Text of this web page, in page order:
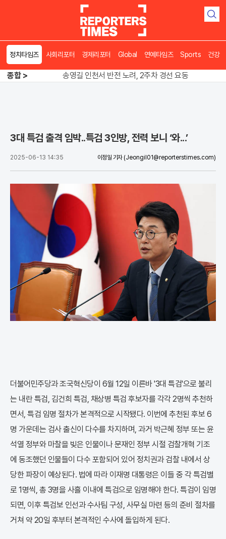
검
정치타임즈 사회리포터 경제리포터 Global 연예타임즈 Sports 건강
종합 >
송영길 인천서 반전 노려, 2주차 경선 요동
3대 특검 출격 임박..특검 3인방, 전력 보니 ‘와...’
2025-06-13 14:35 이정일 기자 (Jeongil01@reporterstimes.com)
더불어민주당과 조국혁신당이 6월 12일 이른바 '3대 특검'으로 불리
는 내란 특검, 김건희 특검, 채상병 특검 후보자를 각각 2명씩 추천하
면서, 특검 임명 절차가 본격적으로 시작됐다. 이번에 추천된 후보 6
명 가운데는 검사 출신이 다수를 차지하며, 과거 박근혜 정부 또는 윤
석열 정부와 마찰을 빚은 인물이나 문재인 정부 시절 검찰개혁 기조
에 동조했던 인물들이 다수 포함되어 있어 정치권과 검찰 내에서 상
당한 파장이 예상된다. 법에 따라 이재명 대통령은 이들 중 각 특검별
로 1명씩, 총 3명을 사흘 이내에 특검으로 임명해야 한다. 특검이 임명
되면, 이후 특검보 인선과 수사팀 구성, 사무실 마련 등의 준비 절차를
거쳐 약 20일 후부터 본격적인 수사에 돌입하게 된다.